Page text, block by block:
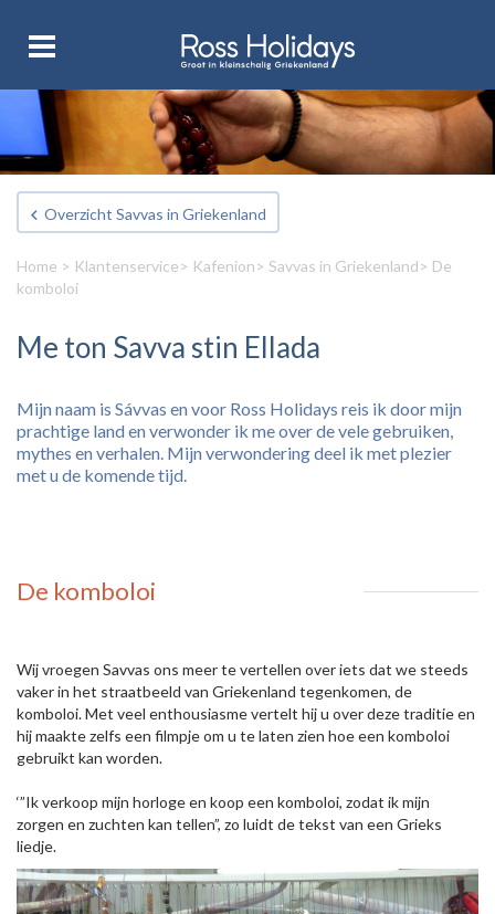
Overzicht Savvas in Griekenland
Home > Klantenservice> Kafenion> Savvas in Griekenland> De
komboloi
Me ton Savva stin Ellada
Mijn naam is Sávvas en voor Ross Holidays reis ik door mijn
prachtige land en verwonder ik me over de vele gebruiken,
mythes en verhalen. Mijn verwondering deel ik met plezier
met u de komende tijd.
De komboloi
Wij vroegen Savvas ons meer te vertellen over iets dat we steeds
vaker in het straatbeeld van Griekenland tegenkomen, de
komboloi. Met veel enthousiasme vertelt hij u over deze traditie en
hij maakte zelfs een filmpje om u te laten zien hoe een komboloi
gebruikt kan worden.
‘”Ik verkoop mijn horloge en koop een komboloi, zodat ik mijn
zorgen en zuchten kan tellen”, zo luidt de tekst van een Grieks
liedje.